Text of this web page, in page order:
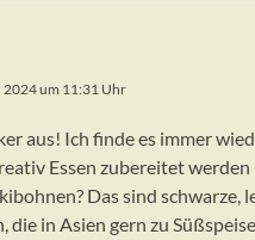
2024 um 11:31 Uhr
aus! Ich finde es immer
Essen zubereitet werden
Das sind schwarze,
die in Asien gern zu